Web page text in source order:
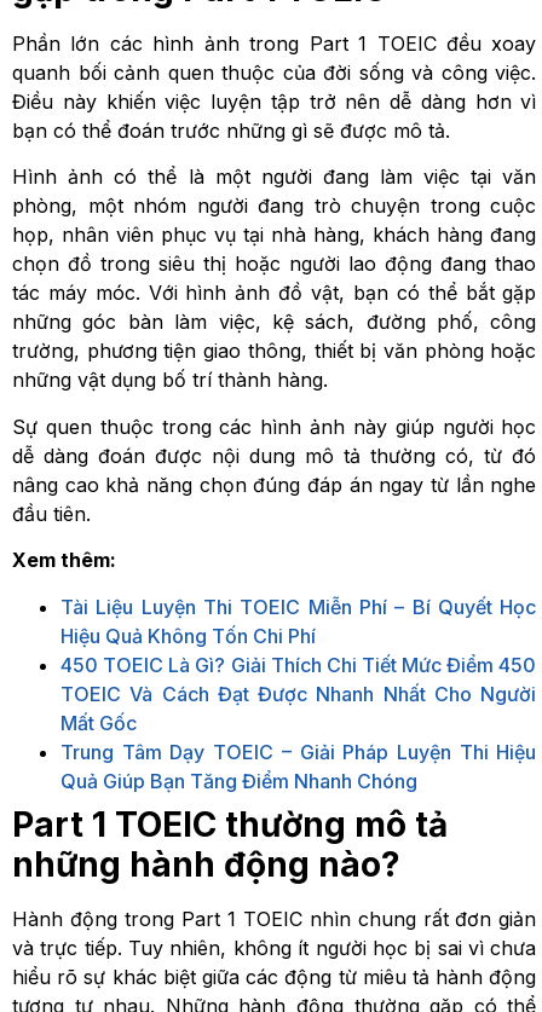
Phần lớn các hình ảnh trong Part 1 TOEIC đều xoay
quanh bối cảnh quen thuộc của đời sống và công việc.
Điều này khiến việc luyện tập trở nên dễ dàng hơn vì
bạn có thể đoán trước những gì sẽ được mô tả.
Hình ảnh có thể là một người đang làm việc tại văn
phòng, một nhóm người đang trò chuyện trong cuộc
họp, nhân viên phục vụ tại nhà hàng, khách hàng đang
chọn đồ trong siêu thị hoặc người lao động đang thao
tác máy móc. Với hình ảnh đồ vật, bạn có thể bắt gặp
những góc bàn làm việc, kệ sách, đường phố, công
trường, phương tiện giao thông, thiết bị văn phòng hoặc
những vật dụng bố trí thành hàng.
Sự quen thuộc trong các hình ảnh này giúp người học
dễ dàng đoán được nội dung mô tả thường có, từ đó
nâng cao khả năng chọn đúng đáp án ngay từ lần nghe
đầu tiên.
Xem thêm:
Tài Liệu Luyện Thi TOEIC Miễn Phí – Bí Quyết Học
Hiệu Quả Không Tốn Chi Phí
450 TOEIC Là Gì? Giải Thích Chi Tiết Mức Điểm 450
TOEIC Và Cách Đạt Được Nhanh Nhất Cho Người
Mất Gốc
Trung Tâm Dạy TOEIC – Giải Pháp Luyện Thi Hiệu
Quả Giúp Bạn Tăng Điểm Nhanh Chóng
Part 1 TOEIC thường mô tả
những hành động nào?
Hành động trong Part 1 TOEIC nhìn chung rất đơn giản
và trực tiếp. Tuy nhiên, không ít người học bị sai vì chưa
hiểu rõ sự khác biệt giữa các động từ miêu tả hành động
tương tự nhau. Những hành động thường gặp có thể